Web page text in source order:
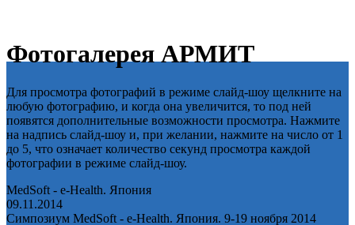
Фотогалерея АРМИТ
Для просмотра фотографий в режиме слайд-шоу щелкните на
любую фотографию, и когда она увеличится, то под ней
появятся дополнительные возможности просмотра. Нажмите
на надпись слайд-шоу и, при желании, нажмите на число от 1
до 5, что означает количество секунд просмотра каждой
фотографии в режиме слайд-шоу.
MedSoft - e-Health. Япония
09.11.2014
Симпозиум MedSoft - e-Health. Япония. 9-19 ноября 2014